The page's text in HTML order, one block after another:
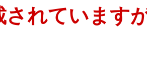
されています